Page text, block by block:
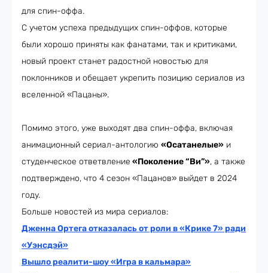
для спин-оффа.
С учетом успеха предыдущих спин-оффов, которые
были хорошо приняты как фанатами, так и критиками,
новый проект станет радостной новостью для
поклонников и обещает укрепить позицию сериалов из
вселенной «Пацаны».
Помимо этого, уже выходят два спин-оффа, включая
анимационный сериал-антологию «Осатанелые» и
студенческое ответвление «Поколение “Ви”», а также
подтверждено, что 4 сезон «Пацанов» выйдет в 2024
году.
Больше новостей из мира сериалов:
Дженна Ортега отказалась от роли в «Крике 7» ради
«Уэнсдэй»
Вышло реалити-шоу «Игра в кальмара»